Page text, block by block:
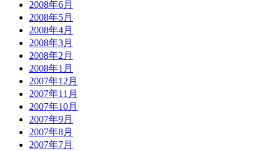
2008年6月
2008年5月
2008年4月
2008年3月
2008年2月
2008年1月
2007年12月
2007年11月
2007年10月
2007年9月
2007年8月
2007年7月